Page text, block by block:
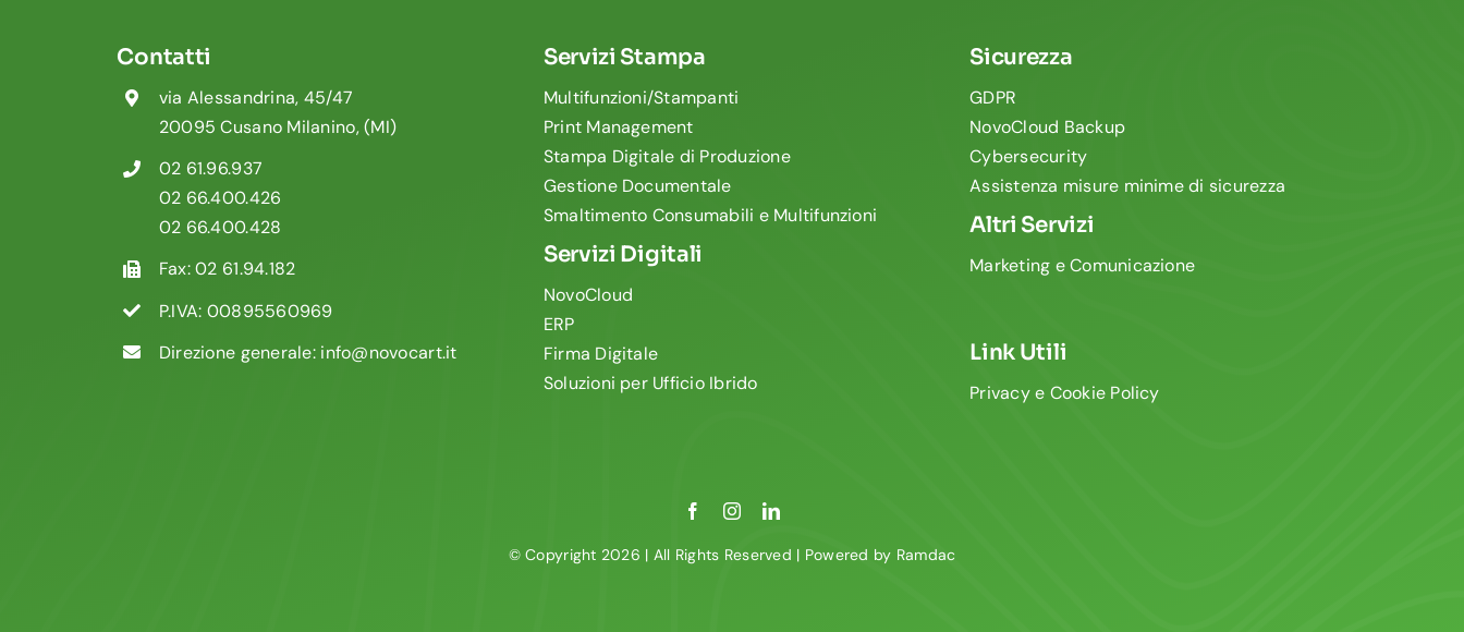
Contatti
via Alessandrina, 45/47
20095 Cusano Milanino, (MI)
02 61.96.937
02 66.400.426
02 66.400.428
Fax: 02 61.94.182
P.IVA: 00895560969
Direzione generale: info@novocart.it
Servizi Stampa
Multifunzioni/Stampanti
Print Management
Stampa Digitale di Produzione
Gestione Documentale
Smaltimento Consumabili e Multifunzioni
Servizi Digitali
NovoCloud
ERP
Firma Digitale
Soluzioni per Ufficio Ibrido
Sicurezza
GDPR
NovoCloud Backup
Cybersecurity
Assistenza misure minime di sicurezza
Altri Servizi
Marketing e Comunicazione
Link Utili
Privacy e Cookie Policy
© Copyright 2026 | All Rights Reserved | Powered by Ramdac